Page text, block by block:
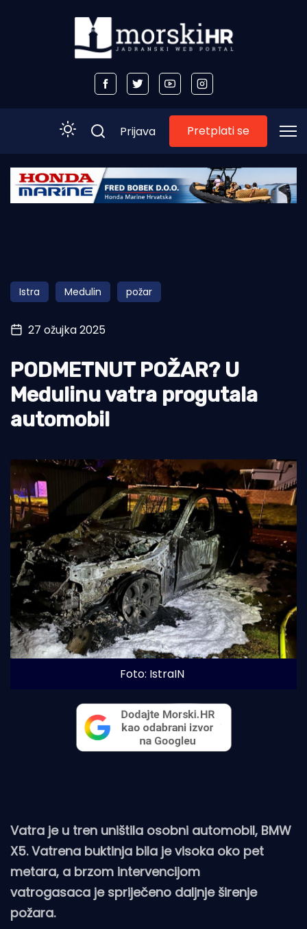
Početna
Obala
Otoci
Turizam i nautika
Pomorstvo
Ribolov
Ekologija
Prijava Pretplati se
Istra Medulin požar
27 ožujka 2025
PODMETNUT POŽAR? U
Medulinu vatra progutala
automobil
Foto: IstraIN
Vatra je u tren uništila osobni automobil, BMW
X5. Vatrena buktinja bila je visoka oko pet
metara, a brzom intervencijom
vatrogasaca je spriječeno daljnje širenje
požara.